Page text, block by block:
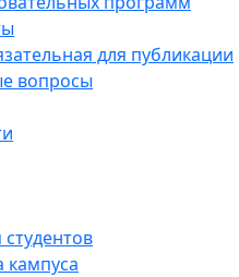
для публикации
вопросы
кампуса